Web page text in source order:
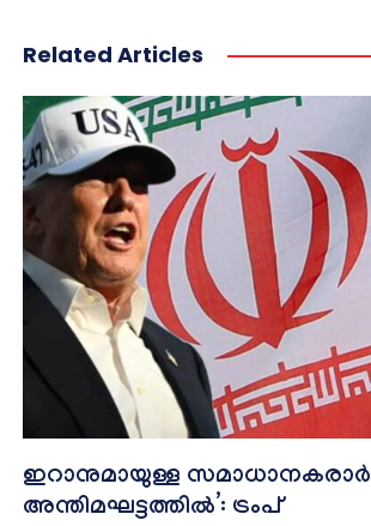
Related Articles
ഇറാനുമായുള്ള സമാധാനകരാർ
അന്തിമഘട്ടത്തിൽ‌’: ട്രംപ്